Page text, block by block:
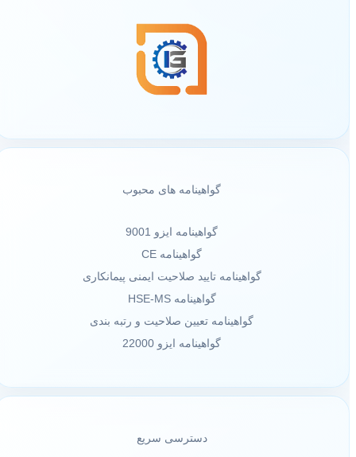
گواهینامه های محبوب
گواهینامه ایزو 9001
گواهینامه CE
گواهینامه تایید صلاحیت ایمنی پیمانکاری
گواهینامه HSE-MS
گواهینامه تعیین صلاحیت و رتبه بندی
گواهینامه ایزو 22000
دسترسی سریع